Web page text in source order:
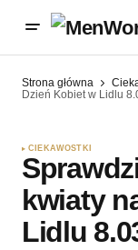
Strona główna
Dzień Kobiet w Lidlu
CIEKAWOSTKI
kwiaty
Lidlu